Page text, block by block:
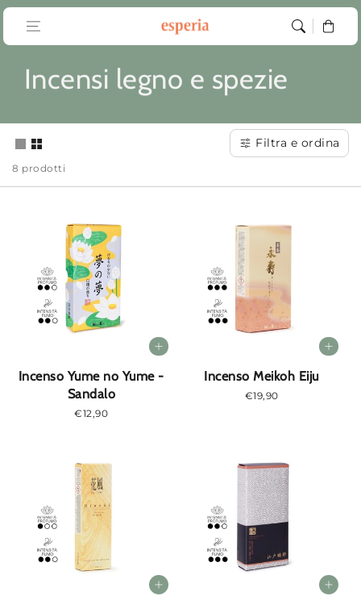
contenuto
Carrello
C
l
l
o
e
Incensi legno e spezie
Filtra e ordina
8 prodotti
Incenso Yume no Yume -
Sandalo
Prezzo
€12,90
Incenso Meikoh Eiju
Prezzo
€19,90